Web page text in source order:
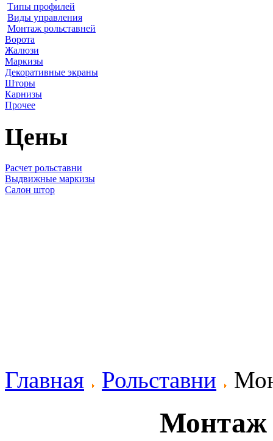
Типы профилей
Виды управления
Монтаж рольставней
Ворота
Жалюзи
Маркизы
Декоративные экраны
Шторы
Карнизы
Прочее
Цены
Расчет рольставни
Выдвижные маркизы
Салон штор
Главная Рольставни
Монтаж